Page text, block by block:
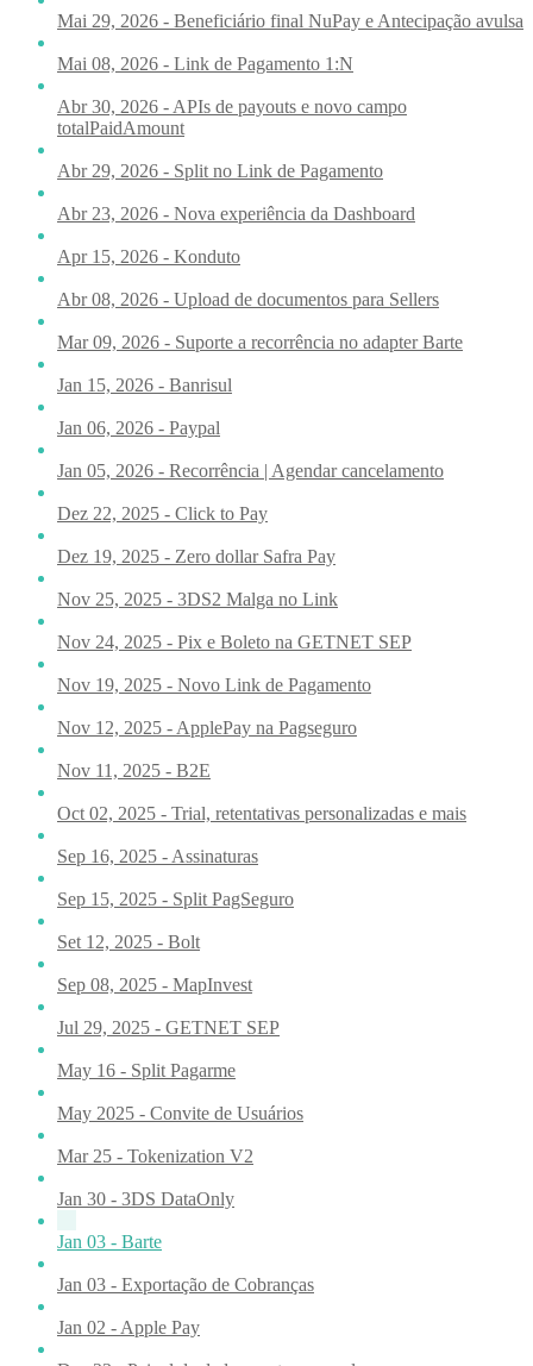
Mai 29, 2026 - Beneficiário final NuPay e Antecipação avulsa
Mai 08, 2026 - Link de Pagamento 1:N
Abr 30, 2026 - APIs de payouts e novo campo
totalPaidAmount
Abr 29, 2026 - Split no Link de Pagamento
Abr 23, 2026 - Nova experiência da Dashboard
Apr 15, 2026 - Konduto
Abr 08, 2026 - Upload de documentos para Sellers
Mar 09, 2026 - Suporte a recorrência no adapter Barte
Jan 15, 2026 - Banrisul
Jan 06, 2026 - Paypal
Jan 05, 2026 - Recorrência | Agendar cancelamento
Dez 22, 2025 - Click to Pay
Dez 19, 2025 - Zero dollar Safra Pay
Nov 25, 2025 - 3DS2 Malga no Link
Nov 24, 2025 - Pix e Boleto na GETNET SEP
Nov 19, 2025 - Novo Link de Pagamento
Nov 12, 2025 - ApplePay na Pagseguro
Nov 11, 2025 - B2E
Oct 02, 2025 - Trial, retentativas personalizadas e mais
Sep 16, 2025 - Assinaturas
Sep 15, 2025 - Split PagSeguro
Set 12, 2025 - Bolt
Sep 08, 2025 - MapInvest
Jul 29, 2025 - GETNET SEP
May 16 - Split Pagarme
May 2025 - Convite de Usuários
Mar 25 - Tokenization V2
Jan 30 - 3DS DataOnly
Jan 03 - Barte
Jan 03 - Exportação de Cobranças
Jan 02 - Apple Pay